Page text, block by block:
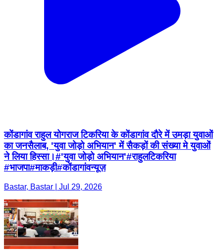
कोंडागांव राहुल योगराज टिकरिया के कोंडागांव दौरे में उमड़ा युवाओं
का जनसैलाब, 'युवा जोड़ो अभियान' में सैकड़ों की संख्या मे युवाओं
ने लिया हिस्सा।#'युवा जोड़ो अभियान'#राहुलटिकरिया
#भाजपा#माकड़ी#कोंडागांवन्यूज़
Bastar, Bastar | Jul 29, 2026